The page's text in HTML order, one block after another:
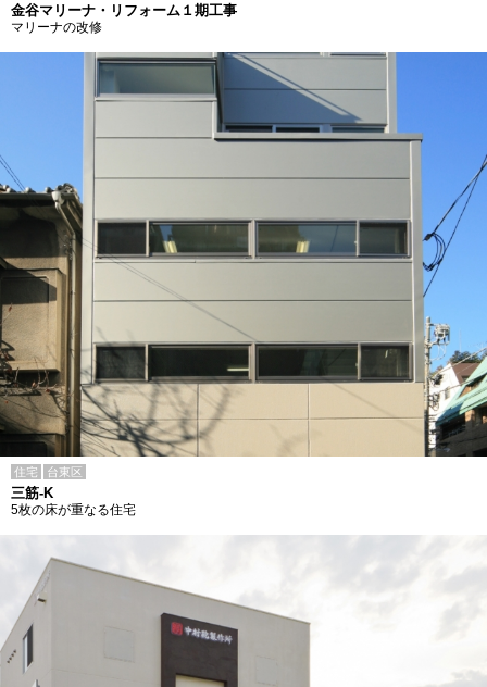
金谷マリーナ・リフォーム１期工事
マリーナの改修
住宅 台東区
三筋-K
5枚の床が重なる住宅